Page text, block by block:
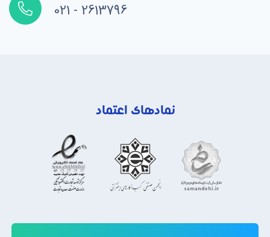
021 - 2613796
نمادهای اعتماد